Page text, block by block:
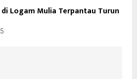
Logam Mulia Terpantau Turun